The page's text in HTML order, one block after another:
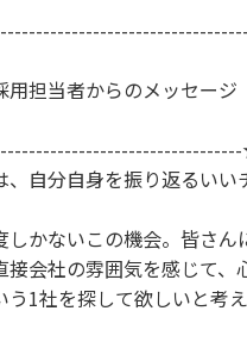
者からのメッセージ
自分自身を振り返るいい
しかないこの機会。皆さん
接会社の雰囲気を感じて、
う1社を探して欲しいと考え